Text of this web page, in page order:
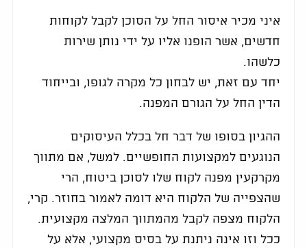
איני מכיר איסור החל על הסוכן לקבל לקוחות
חדשים, אשר הופנו אליו על ידי נותן שירות
כלשהו.
יחד עם זאת, יש לבחון כל מקרה לגופו, ובייחוד
הדין החל על הגורם המפנה.
ההגיון בסופו של דבר חל בכלל העיסוקים
הנוגעים למקצועות החופשיים. למשל, אם מתווך
מקרקעין מפנה לקוח שלו לסוכן ביטוח, הרי
שהצפייה של הלקוח היא דומה לאמור בחוזר. קרי,
הלקוח מצפה לקבל מהמתווך המלצה מקצועית.
ככל וזו אינה ניתנת על בסיס מקצועי, אלא על